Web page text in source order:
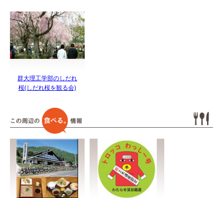
群大理工学部のしだれ
桜(しだれ桜を観る会)